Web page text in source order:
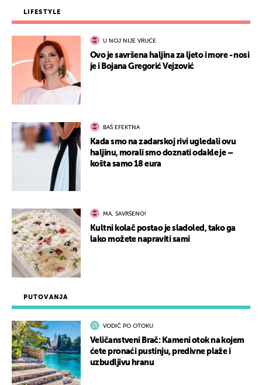
PUTOVANJA
VODIČ PO OTOKU
Veličanstveni Brač: Kameni otok na kojem
ćete pronaći pustinju, predivne plaže i
uzbudljivu hranu
LIFESTYLE
U NOJ NIJE VRUĆE
Ovo je savršena haljina za ljeto i more - nosi
je i Bojana Gregorić Vejzović
BAŠ EFEKTNA
Kada smo na zadarskoj rivi ugledali ovu
haljinu, morali smo doznati odakle je –
košta samo 18 eura
MA, SAVRŠENO!
Kultni kolač postao je sladoled, tako ga
lako možete napraviti sami